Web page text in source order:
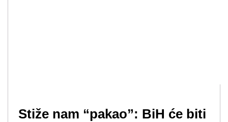
Stiže nam “pakao”: BiH će biti